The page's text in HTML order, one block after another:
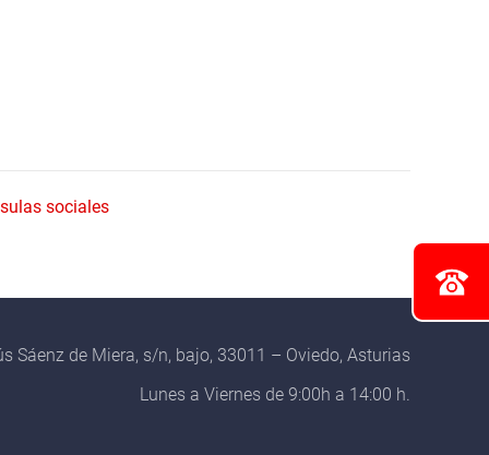
sociales
Sáenz de Miera, s/n, bajo, 33011 – Oviedo, Asturias
Lunes a Viernes de 9:00h a 14:00 h.